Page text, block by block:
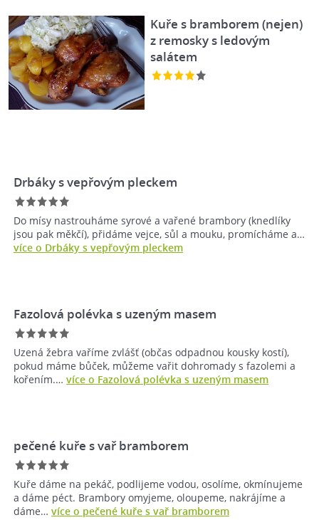
Kuře s bramborem (nejen)
z remosky s ledovým
salátem
Drbáky s vepřovým pleckem
Do mísy nastrouháme syrové a vařené brambory (knedlíky
jsou pak měkčí), přidáme vejce, sůl a mouku, promícháme a…
více o Drbáky s vepřovým pleckem
Fazolová polévka s uzeným masem
Uzená žebra vaříme zvlášť (občas odpadnou kousky kostí),
pokud máme bůček, můžeme vařit dohromady s fazolemi a
kořením.… více o Fazolová polévka s uzeným masem
pečené kuře s vař bramborem
Kuře dáme na pekáč, podlijeme vodou, osolíme, okmínujeme
a dáme péct. Brambory omyjeme, oloupeme, nakrájíme a
dáme… více o pečené kuře s vař bramborem